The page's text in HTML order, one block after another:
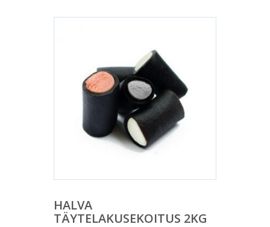
HALVA
TÄYTELAKUSEKOITUS 2KG